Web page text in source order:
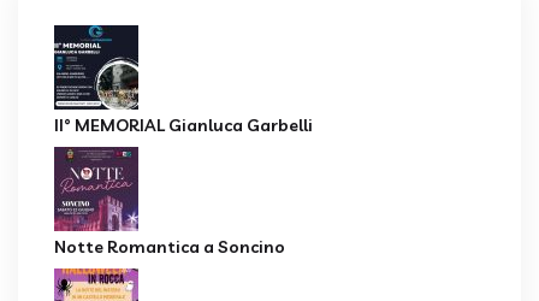
II° MEMORIAL Gianluca Garbelli
Notte Romantica a Soncino